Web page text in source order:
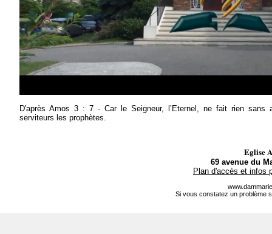
D'après Amos 3 : 7 - Car le Seigneur, l’Eternel, ne fait rien sans
serviteurs les prophètes.
Eglise
69 avenue du
Plan d'accès et infos
Si vous constatez un problème